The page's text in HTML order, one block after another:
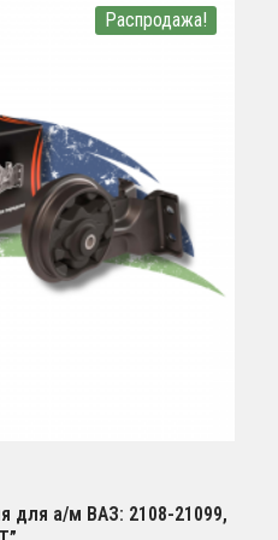
Распродажа!
для а/м ВАЗ: 2108-21099,